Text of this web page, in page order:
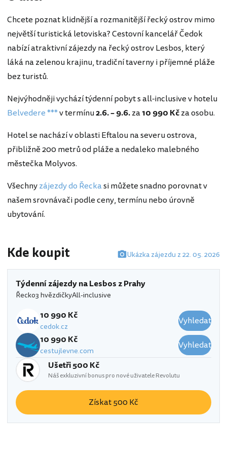
Chcete poznat klidnější a rozmanitější řecký ostrov mimo
největší turistická letoviska? Cestovní kancelář Čedok
nabízí atraktivní zájezdy na řecký ostrov Lesbos, který
láká na zelenou krajinu, tradiční taverny i příjemné pláže
bez turistů.
Nejvýhodněji vychází týdenní pobyt s all-inclusive v hotelu
Belvedere ***v termínu2.6. – 9.6.za10 990 Kčza osobu.
Hotel se nachází v oblasti Eftalou na severu ostrova,
přibližně 200 metrů od pláže a nedaleko malebného
městečka Molyvos.
Všechnyzájezdy do Řeckasi můžete snadno porovnat v
našem srovnávači podle ceny, termínu nebo úrovně
ubytování.
Kde koupit Ukázka zájezdu z 22. 05. 2026
Týdenní zájezdy na Lesbos z Prahy
Řecko3 hvězdičkyAll-inclusive
10 990 Kč
cedok.cz
Vyhledat
10 990 Kč
cestujlevne.com
Vyhledat
Ušetři 500 Kč
Náš exkluzivní bonus pro nové uživatele Revolutu
Získat 500 Kč